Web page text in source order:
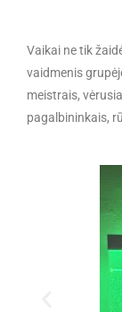
Vaikai ne tik
vaidmenis
meistrais,
pagalbininkais,